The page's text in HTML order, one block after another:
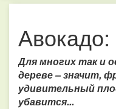
Для многих так и
дереве – значит,
удивительный
убавится...